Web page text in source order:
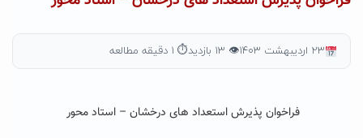
۲۳ اردیبهشت ۱۴۰۳ 👁 ۱۳ بازدید ⏱ ۱ دقیقه مطالعه
فراخوان پذیرش استعداد های درخشان – استاد محور